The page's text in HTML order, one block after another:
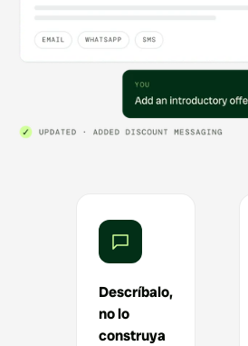
Descríbalo,
no lo
construya